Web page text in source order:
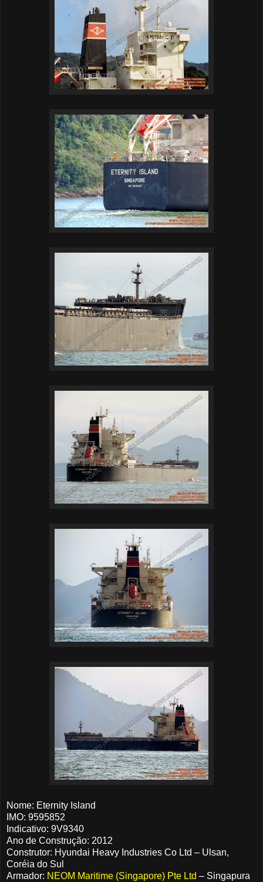
Nome: Eternity Island
IMO: 9595852
Indicativo: 9V9340
Ano de Construção: 2012
Construtor: Hyundai Heavy Industries Co Ltd – Ulsan,
Coréia do Sul
Armador: NEOM Maritime (Singapore) Pte Ltd – Singapura